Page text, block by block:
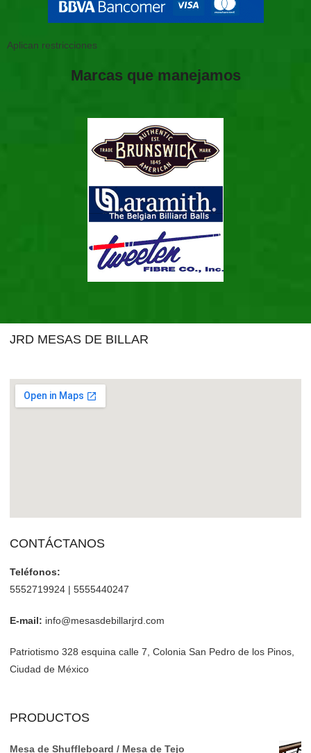
Aplican restricciones
Marcas que manejamos
JRD MESAS DE BILLAR
CONTÁCTANOS
Teléfonos:
5552719924 | 5555440247
E-mail: info@mesasdebillarjrd.com
Patriotismo 328 esquina calle 7, Colonia San Pedro de los Pinos,
Ciudad de México
PRODUCTOS
Mesa de Shuffleboard / Mesa de Tejo